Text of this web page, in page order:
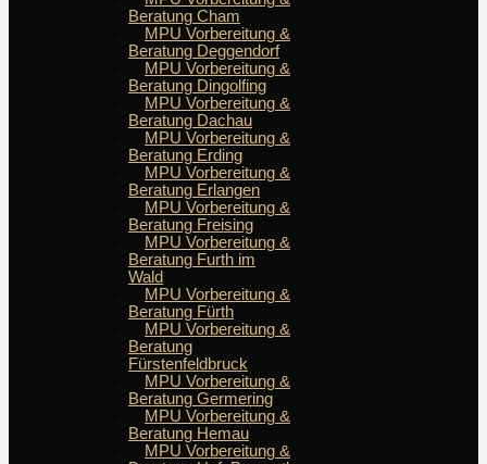
Beratung Cham
MPU Vorbereitung &
Beratung Deggendorf
MPU Vorbereitung &
Beratung Dingolfing
MPU Vorbereitung &
Beratung Dachau
MPU Vorbereitung &
Beratung Erding
MPU Vorbereitung &
Beratung Erlangen
MPU Vorbereitung &
Beratung Freising
MPU Vorbereitung &
Beratung Furth im
Wald
MPU Vorbereitung &
Beratung Fürth
MPU Vorbereitung &
Beratung
Fürstenfeldbruck
MPU Vorbereitung &
Beratung Germering
MPU Vorbereitung &
Beratung Hemau
MPU Vorbereitung &